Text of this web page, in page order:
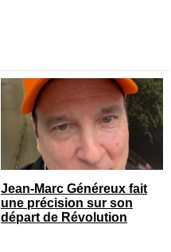
Jean-Marc Généreux fait
une précision sur son
départ de Révolution